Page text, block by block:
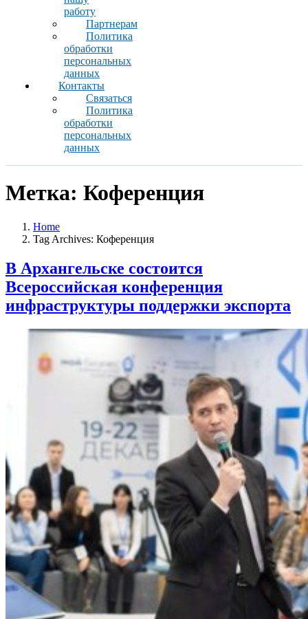
работу
Партнерам
Политика
обработки
персональных
данных
Контакты
Связаться
Политика
обработки
персональных
данных
Метка: Коференция
Home
Tag Archives: Коференция
В Архангельске состоится
Всероссийская конференция
инфраструктуры поддержки экспорта